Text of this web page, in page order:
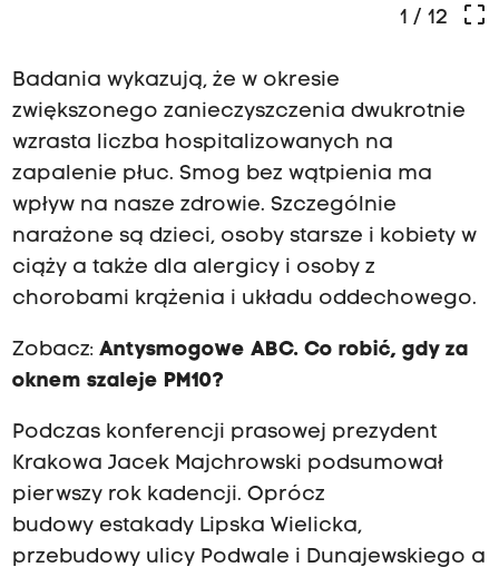
crop_free
1 / 12
Badania wykazują, że w okresie
zwiększonego zanieczyszczenia dwukrotnie
wzrasta liczba hospitalizowanych na
zapalenie płuc. Smog bez wątpienia ma
wpływ na nasze zdrowie. Szczególnie
narażone są dzieci, osoby starsze i kobiety w
ciąży a także dla alergicy i osoby z
chorobami krążenia i układu oddechowego.
Zobacz: Antysmogowe ABC. Co robić, gdy za
oknem szaleje PM10?
Podczas konferencji prasowej prezydent
Krakowa Jacek Majchrowski podsumował
pierwszy rok kadencji. Oprócz
budowy estakady Lipska Wielicka,
przebudowy ulicy Podwale i Dunajewskiego a